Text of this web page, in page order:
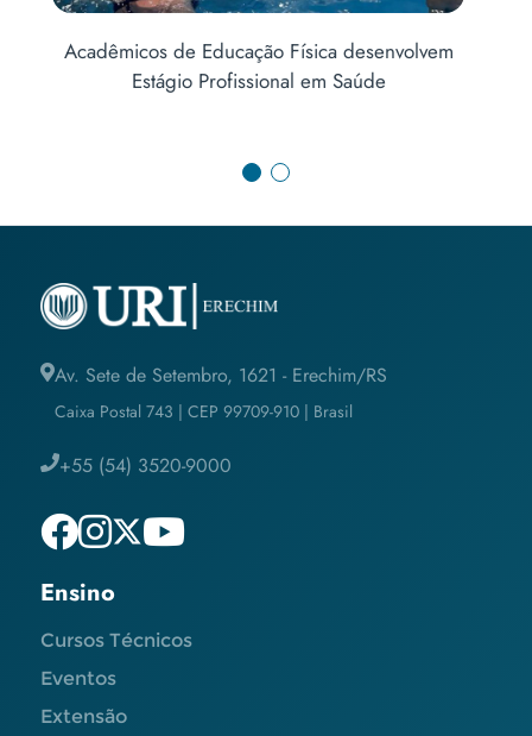
Educação Física promove “Yoga do Riso” no
Centro de Qualidade de Vida da Unimed
Av. Sete de Setembro, 1621 - Erechim/RS
Caixa Postal 743 | CEP 99709-910 | Brasil
+55 (54) 3520-9000
Ensino
Cursos Técnicos
Eventos
Extensão